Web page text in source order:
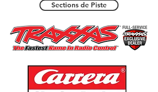
Sections de Piste